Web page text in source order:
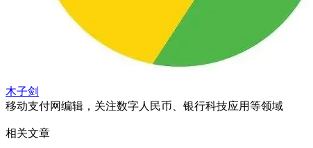
木子剑
移动支付网编辑，关注数字人民币、银行科技应用等领域
相关文章